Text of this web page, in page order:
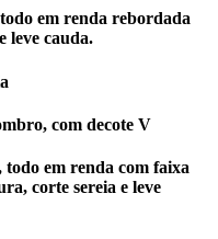
em renda rebordada
leve cauda.
com decote V
em renda com faixa
corte sereia e leve